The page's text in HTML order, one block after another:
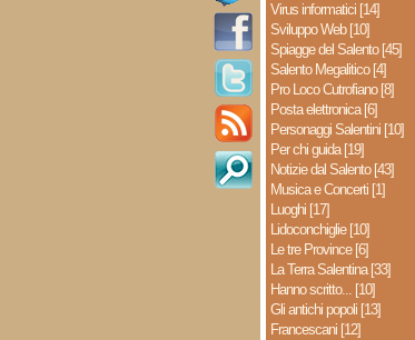
Virus informatici [14]
Sviluppo Web [10]
Spiagge del Salento [45]
Salento Megalitico [4]
Pro Loco Cutrofiano [8]
Posta elettronica [6]
Personaggi Salentini [10]
Per chi guida [19]
Notizie dal Salento [43]
Musica e Concerti [1]
Luoghi [17]
Lidoconchiglie [10]
Le tre Province [6]
La Terra Salentina [33]
Hanno scritto... [10]
Gli antichi popoli [13]
Francescani [12]